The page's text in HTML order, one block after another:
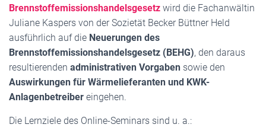
Brennstoffemissionshandelsgesetz wird die Fachanwältin
Juliane Kaspers von der Sozietät Becker Büttner Held
ausführlich auf die Neuerungen des
Brennstoffemissionshandelsgesetz (BEHG), den daraus
resultierenden administrativen Vorgaben sowie den
Auswirkungen für Wärmelieferanten und KWK-
Anlagenbetreiber eingehen.
Die Lernziele des Online-Seminars sind u. a.: